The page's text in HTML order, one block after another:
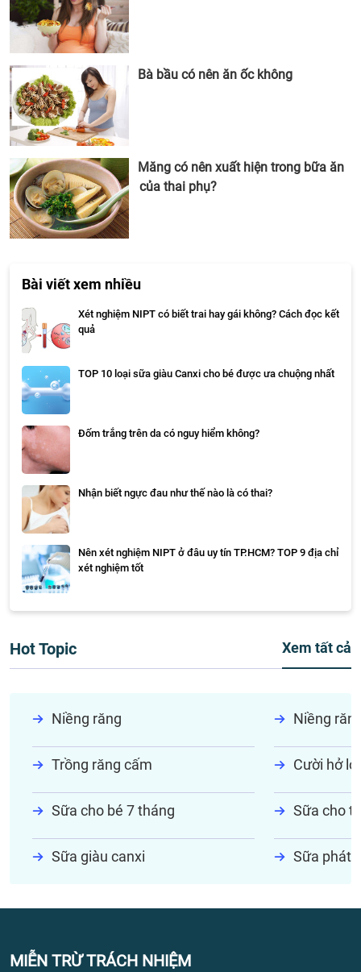
Bà bầu có nên ăn ốc không
Măng có nên xuất hiện trong bữa ăn
của thai phụ?
Bài viết xem nhiều
Xét nghiệm NIPT có biết trai hay gái không? Cách đọc kết
quả
TOP 10 loại sữa giàu Canxi cho bé được ưa chuộng nhất
Đốm trắng trên da có nguy hiểm không?
Nhận biết ngực đau như thế nào là có thai?
Nên xét nghiệm NIPT ở đâu uy tín TP.HCM? TOP 9 địa chỉ
xét nghiệm tốt
Hot Topic Xem tất cả
Niềng răng Niềng
Trồng răng cấm Cười hở lợi
Sữa cho bé 7 tháng Sữa cho
Sữa giàu canxi Sữa phát
MIỄN TRỪ TRÁCH NHIỆM